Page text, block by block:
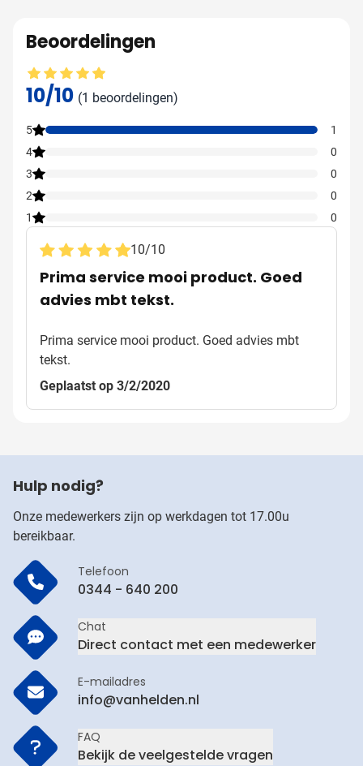
Beoordelingen
Gemiddelde beoordeling: 10 van 10
10/10 (1 beoordelingen)
5
1
4
0
3
0
2
0
1
0
10/10
Prima service mooi product. Goed
advies mbt tekst.
Prima service mooi product. Goed advies mbt
tekst.
Geplaatst op 3/2/2020
Hulp nodig?
Onze medewerkers zijn op werkdagen tot 17.00u
bereikbaar.
Telefoon
0344 - 640 200
Chat
Direct contact met een medewerker
E-mailadres
info@vanhelden.nl
FAQ
Bekijk de veelgestelde vragen